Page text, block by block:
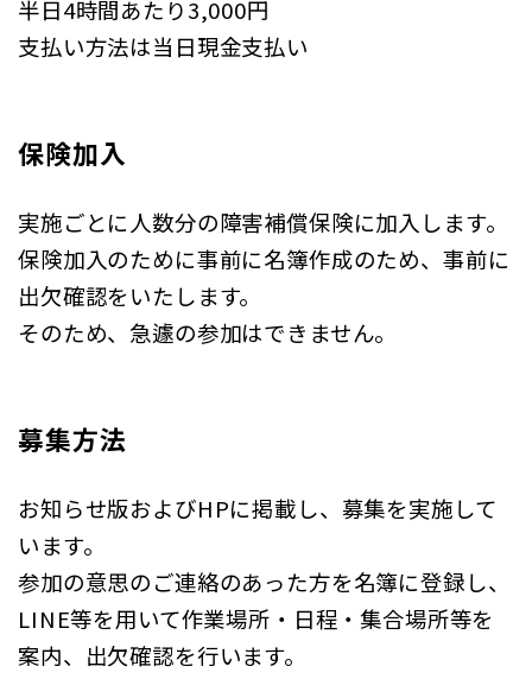
半日4時間あたり3,000円
支払い方法は当日現金支払い
保険加入
実施ごとに人数分の障害補償保険に加入します。
保険加入のために事前に名簿作成のため、事前に
出欠確認をいたします。
そのため、急遽の参加はできません。
募集方法
お知らせ版およびHPに掲載し、募集を実施して
います。
参加の意思のご連絡のあった方を名簿に登録し、
LINE等を用いて作業場所・日程・集合場所等を
案内、出欠確認を行います。